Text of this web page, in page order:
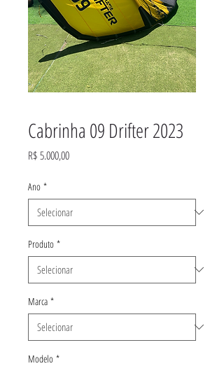
Cabrinha 09 Drifter 2023
R$ 5.000,00Preço
Ano *
Produto *
Marca *
Modelo *